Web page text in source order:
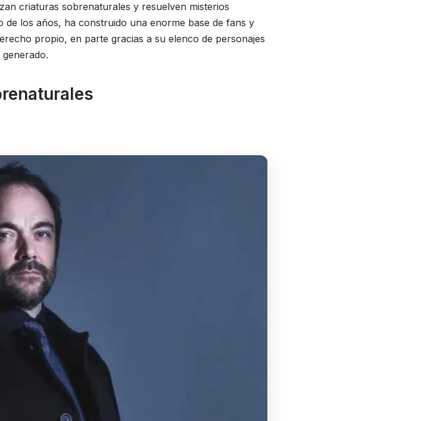
criaturas sobrenaturales y resuelven misterios
los años, ha construido una enorme base de fans y
propio, en parte gracias a su elenco de personajes